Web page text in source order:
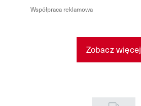
Współpraca reklamowa
Zobacz więcej